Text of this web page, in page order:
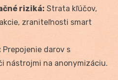
riziká: Strata kľúčov,
zraniteľnosti smart
Prepojenie darov s
nástrojmi na anonymizáciu.